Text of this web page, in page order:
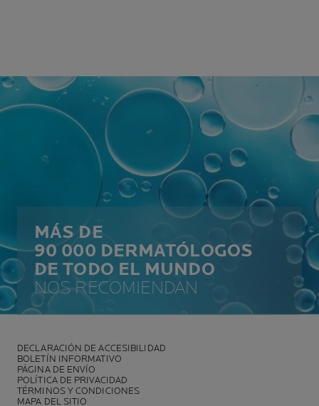
MÁS DE
90 000 DERMATÓLOGOS
DE TODO EL MUNDO
NOS RECOMIENDAN
DECLARACIÓN DE ACCESIBILIDAD
BOLETÍN INFORMATIVO
PÁGINA DE ENVÍO
POLÍTICA DE PRIVACIDAD
TÉRMINOS Y CONDICIONES
MAPA DEL SITIO